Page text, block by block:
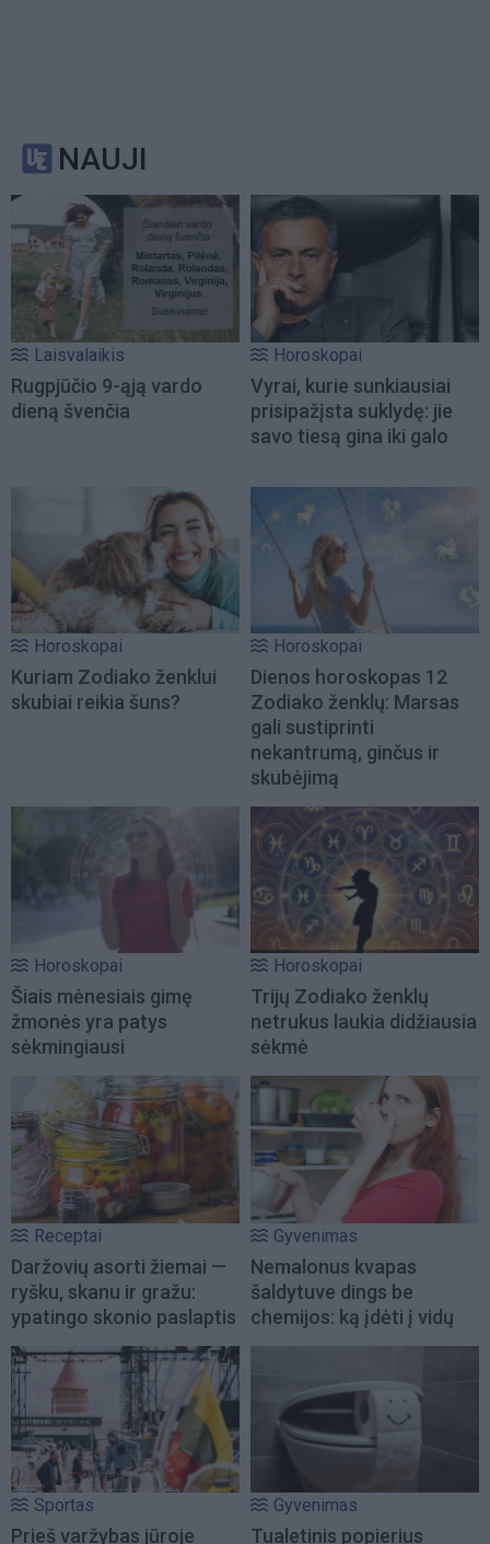
NAUJI
Laisvalaikis
Rugpjūčio 9-ąją vardo
dieną švenčia
Horoskopai
Vyrai, kurie sunkiausiai
prisipažįsta suklydę: jie
savo tiesą gina iki galo
Horoskopai
Kuriam Zodiako ženklui
skubiai reikia šuns?
Horoskopai
Dienos horoskopas 12
Zodiako ženklų: Marsas
gali sustiprinti
nekantrumą, ginčus ir
skubėjimą
Horoskopai
Šiais mėnesiais gimę
žmonės yra patys
sėkmingiausi
Horoskopai
Trijų Zodiako ženklų
netrukus laukia didžiausia
sėkmė
Receptai
Daržovių asorti žiemai —
ryšku, skanu ir gražu:
ypatingo skonio paslaptis
Gyvenimas
Nemalonus kvapas
šaldytuve dings be
chemijos: ką įdėti į vidų
Sportas
Prieš varžybas jūroje
Gyvenimas
Tualetinis popierius